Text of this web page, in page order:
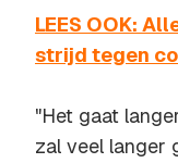
LEES OOK:
strijd tegen
"Het gaat
zal veel langer